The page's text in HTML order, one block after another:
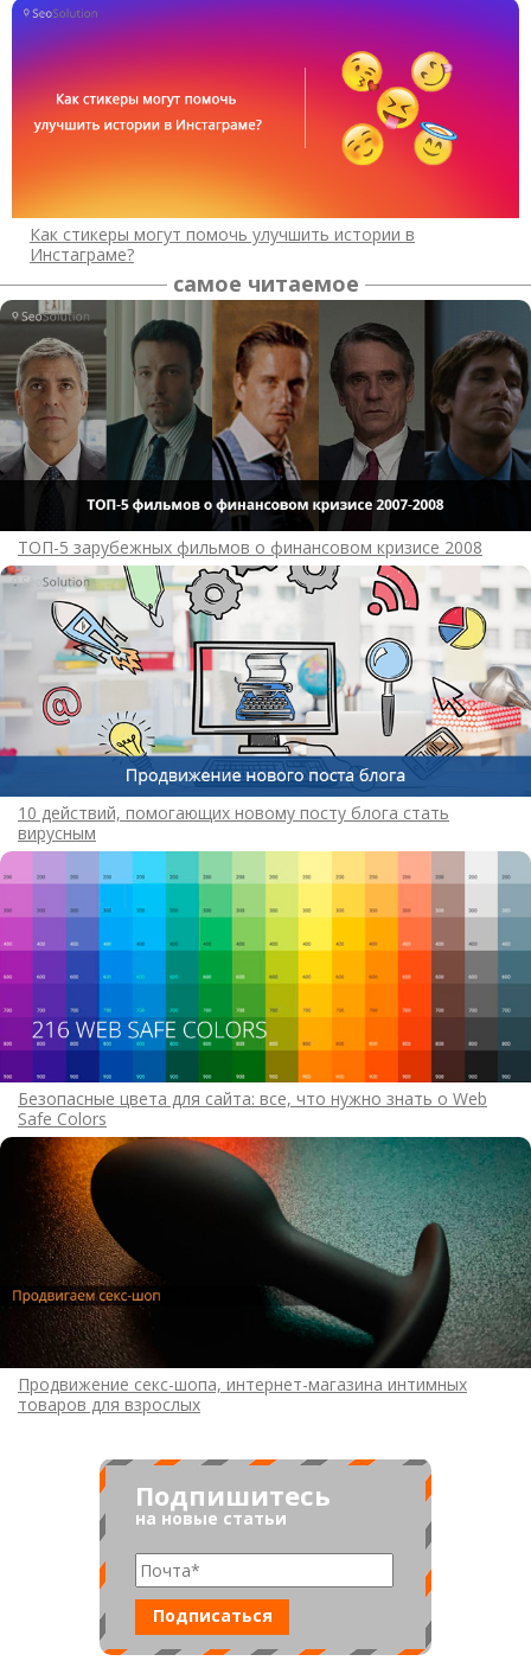
Как стикеры могут помочь улучшить истории в
Инстаграме?
самое читаемое
ТОП-5 зарубежных фильмов о финансовом кризисе 2008
10 действий, помогающих новому посту блога стать
вирусным
Безопасные цвета для сайта: все, что нужно знать о Web
Safe Colors
Продвижение секс-шопа, интернет-магазина интимных
товаров для взрослых
Подпишитесь
на новые статьи